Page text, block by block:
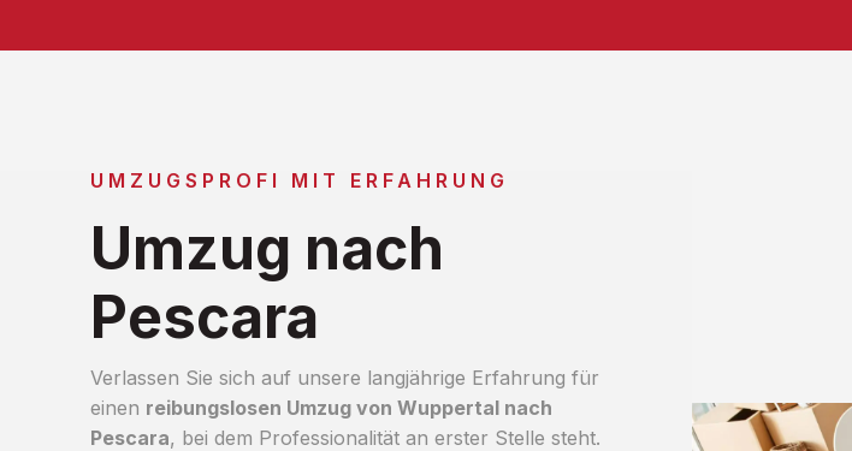
UMZUGSPROFI MIT ERFAHRUNG
Umzug nach
Pescara
Verlassen Sie sich auf unsere langjährige Erfahrung für
einen reibungslosen Umzug von Wuppertal nach
Pescara, bei dem Professionalität an erster Stelle steht.